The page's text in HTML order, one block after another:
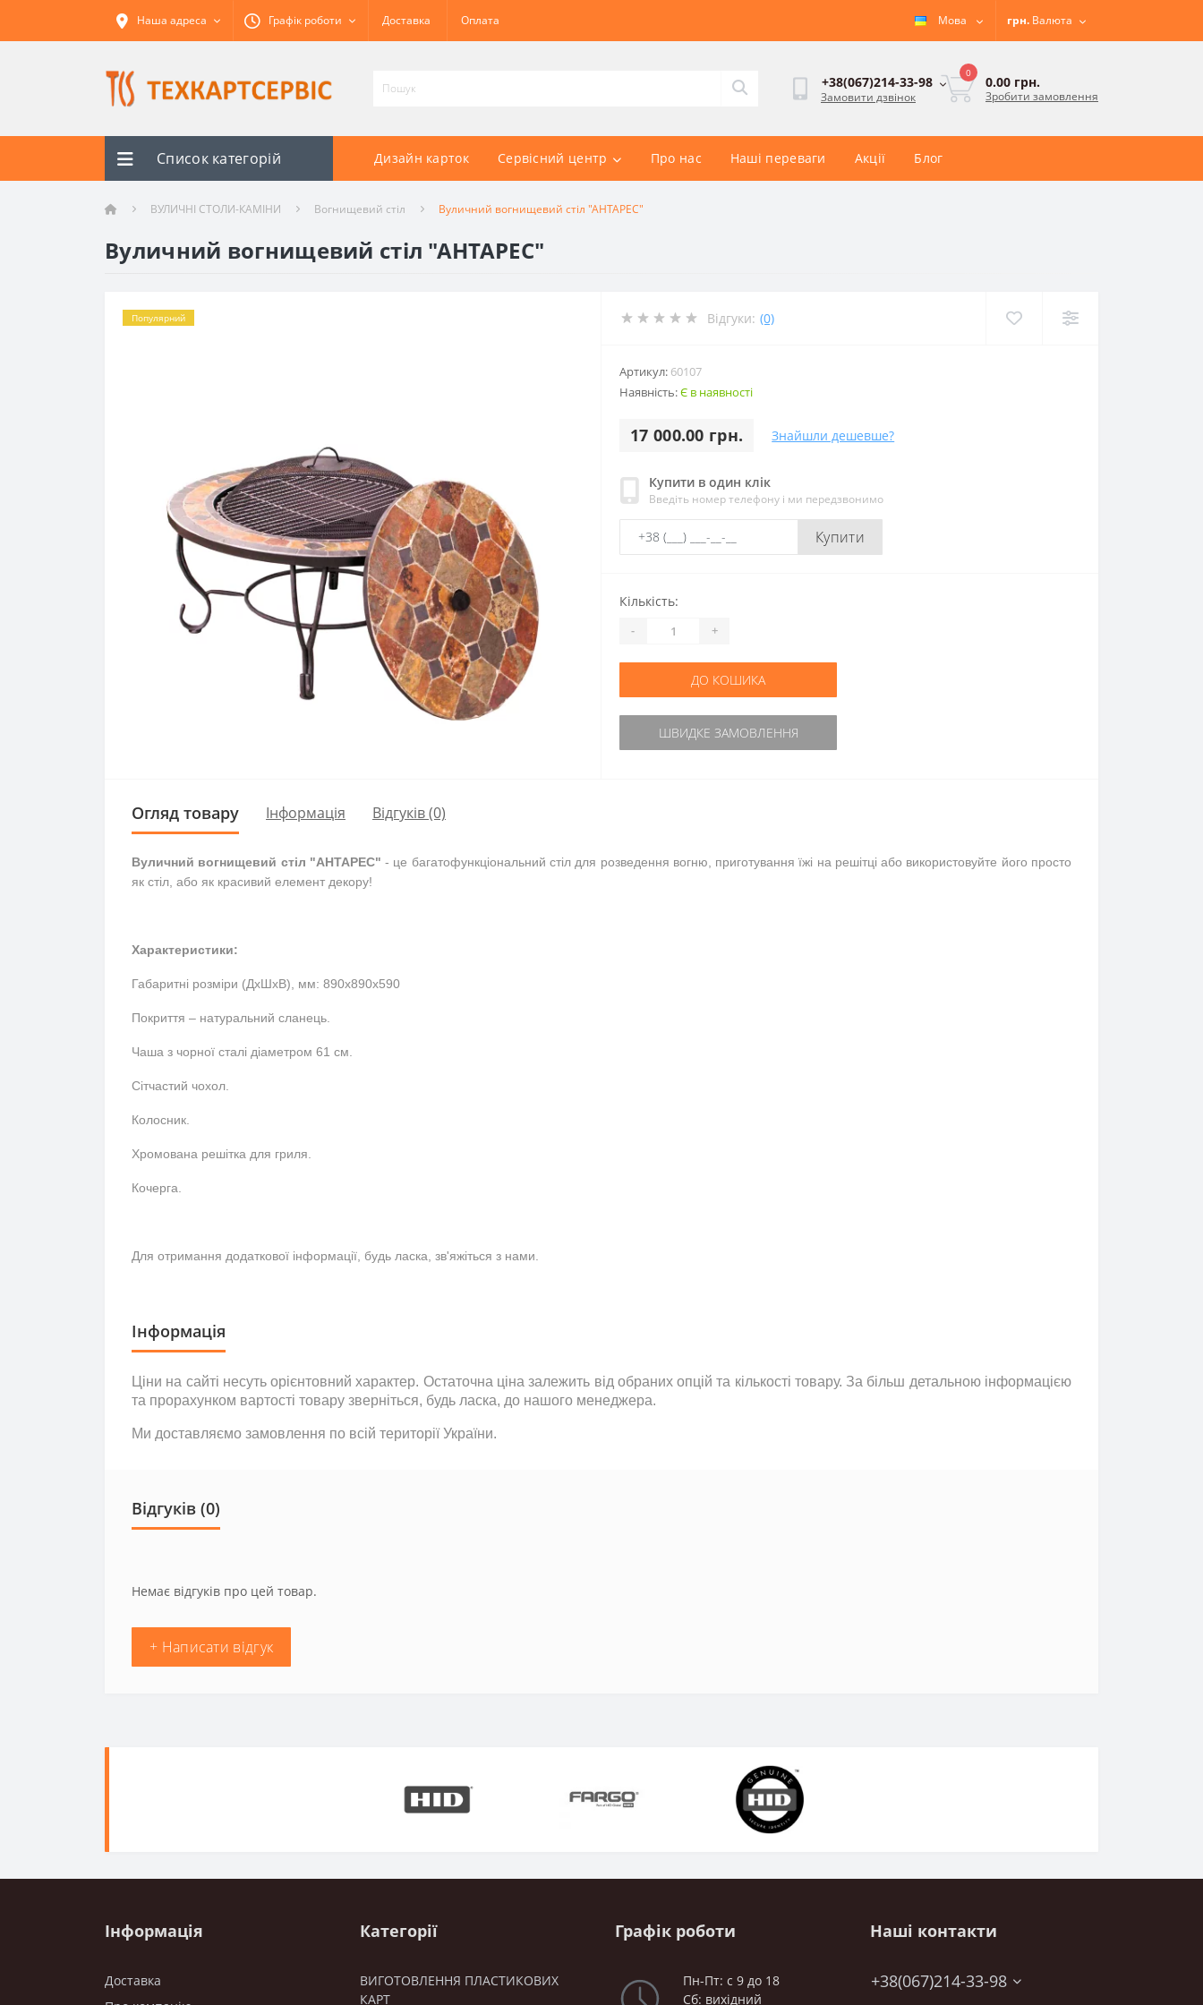
Наша адреса Графік роботи Доставка Оплата Мова грн. Валюта
+38(067)214-33-98
Замовити дзвінок
0
0.00 грн.
Зробити замовлення
Список категорій Дизайн карток Сервісний центр Про нас Наші переваги Акції Блог
ВУЛИЧНІ СТОЛИ-КАМІНИ Вогнищевий стіл Вуличний вогнищевий стіл "АНТАРЕС"
Вуличний вогнищевий стіл "АНТАРЕС"
Популярний Відгуки: (0)
Артикул: 60107
Наявність:Є в наявності
17 000.00 грн. Знайшли дешевше?
Купити в один клік
Введіть номер телефону і ми передзвонимо
Купити
Кількість:
- +
ДО КОШИКА
ШВИДКЕ ЗАМОВЛЕННЯ
Огляд товару Інформація Відгуків (0)
Вуличний вогнищевий стіл "АНТАРЕС" - це багатофункціональний стіл для розведення вогню, приготування їжі на решітці або використовуйте його просто
як стіл, або як красивий елемент декору!
Характеристики:
Габаритні розміри (ДхШхВ), мм: 890х890х590
Покриття – натуральний сланець.
Чаша з чорної сталі діаметром 61 см.
Сітчастий чохол.
Колосник.
Хромована решітка для гриля.
Кочерга.
Для отримання додаткової інформації, будь ласка, зв'яжіться з нами.
Інформація
Ціни на сайті несутьорієнтовний характер. Остаточна ціна залежить від обраних опцій та кількості товару. За більш детальною інформацією
та прорахунком вартості товару зверніться, будь ласка, до нашого менеджера.
Ми доставляємо замовлення по всій території України.
Відгуків (0)
Немає відгуків про цей товар.
+ Написати відгук
Інформація
Доставка
Категорії
ВИГОТОВЛЕННЯ ПЛАСТИКОВИХ
КАРТ
Графік роботи
Пн-Пт: с 9 до 18
Сб: вихідний
Наші контакти
+38(067)214-33-98